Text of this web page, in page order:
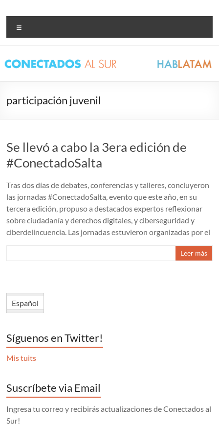
contenido
Conectados al Sur –
Hablatam
Bienvenidxs!
participación juvenil
Se llevó a cabo la 3era edición de
#ConectadoSalta
Tras dos días de debates, conferencias y talleres, concluyeron
las jornadas #ConectadoSalta, evento que este año, en su
tercera edición, propuso a destacados expertos reflexionar
sobre ciudadanía y derechos digitales, y ciberseguridad y
ciberdelincuencia. Las jornadas estuvieron organizadas por el
Leer más
Español
Síguenos en Twitter!
Mis tuits
Suscríbete via Email
Ingresa tu correo y recibirás actualizaciones de Conectados al
Sur!